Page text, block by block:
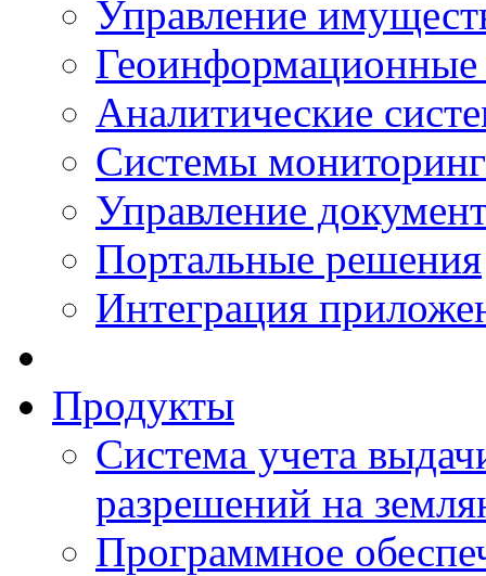
Управление
Аналитические
Системы
Управление
Портальные решения
Интеграция
Продукты
Система учета
разрешений на
Программное